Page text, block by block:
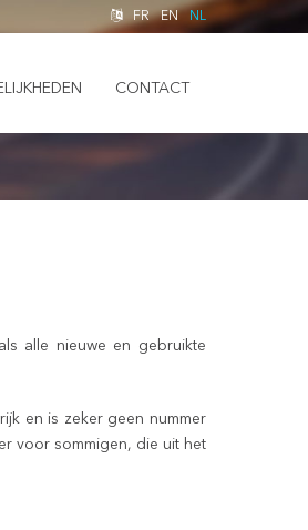
FR EN NL
CONTACT
alle nieuwe en gebruikte
en is zeker geen nummer
voor sommigen, die uit het